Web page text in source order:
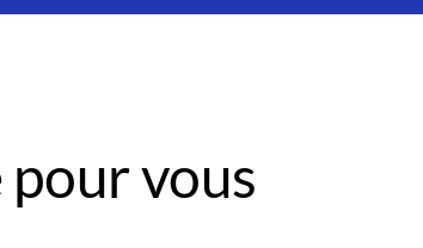
pour vous